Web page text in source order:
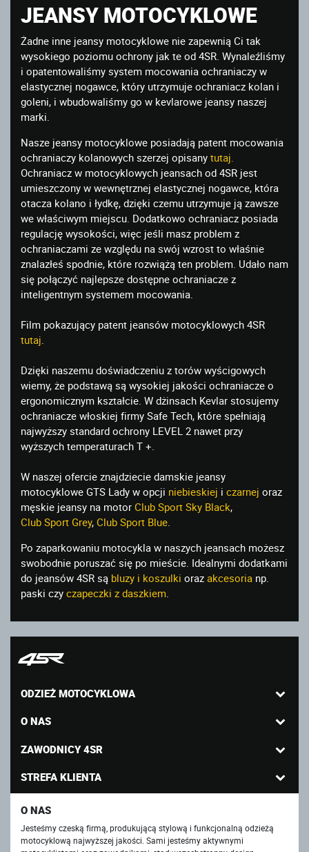
JEANSY MOTOCYKLOWE
Żadne inne jeansy motocyklowe nie zapewnią Ci tak
wysokiego poziomu ochrony jak te od 4SR. Wynaleźliśmy
i opatentowaliśmy system mocowania ochraniaczy w
elastycznej nogawce, który utrzymuje ochraniacz kolan i
goleni, i wbudowaliśmy go w kevlarowe jeansy naszej
marki.
Nasze jeansy motocyklowe posiadają patent mocowania
ochraniaczy kolanowych szerzej opisany tutaj
Ochraniacz w motocyklowych jeansach od 4SR jest
umieszczony w wewnętrznej elastycznej nogawce, która
otacza kolano i łydkę, dzięki czemu utrzymuje ją zawsze
we właściwym miejscu. Dodatkowo ochraniacz posiada
regulację wysokości, więc jeśli masz problem z
ochraniaczami ze względu na swój wzrost to właśnie
znalazłeś spodnie, które rozwiążą ten problem. Udało nam
się połączyć najlepsze dostępne ochraniacze z
inteligentnym systemem mocowania.
Film pokazujący patent jeansów motocyklowych 4SR
tutaj
Dzięki naszemu doświadczeniu z torów wyścigowych
wiemy, że podstawą są wysokiej jakości ochraniacze o
ergonomicznym kształcie. W dżinsach Kevlar stosujemy
ochraniacze włoskiej firmy Safe Tech, które spełniają
najwyższy standard ochrony LEVEL 2 nawet przy
wyższych temperaturach T +.
W naszej ofercie znajdziecie damskie jeansy
motocyklowe GTS Lady w opcji niebieskiej i czarnej oraz
męskie jeansy na motor Club Sport Sky Black,
Club Sport Grey, Club Sport Blue
Po zaparkowaniu motocykla w naszych jeansach możesz
swobodnie poruszać się po mieście. Idealnymi dodatkami
do jeansów 4SR są bluzy i koszulki oraz akcesoria np.
paski czy czapeczki z daszkiem
ODZIEŻ MOTOCYKLOWA
O NAS
ZAWODNICY 4SR
STREFA KLIENTA
O NAS
Jesteśmy czeską firmą, produkującą stylową i funkcjonalną odzieżą
motocyklową najwyższej jakości. Sami jesteśmy aktywnymi